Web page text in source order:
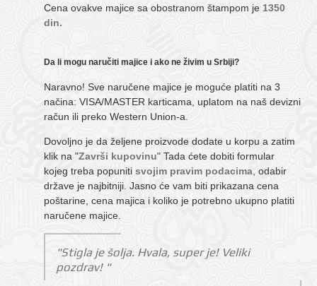
Cena ovakve majice sa obostranom štampom je 1350
din.
Da li mogu naručiti majice i ako ne živim u Srbiji?
Naravno! Sve naručene majice je moguće platiti na 3
načina: VISA/MASTER karticama, uplatom na naš devizni
račun ili preko Western Union-a.
Dovoljno je da željene proizvode dodate u korpu a zatim
klik na "Završi kupovinu" Tada ćete dobiti formular
kojeg treba popunitisvojim pravim podacima, odabir
države je najbitniji. Jasno će vam biti prikazana cena
poštarine, cena majica i koliko je potrebno ukupno platiti
naručene majice.
"Stigla je šolja. Hvala, super je! Veliki
pozdrav! "